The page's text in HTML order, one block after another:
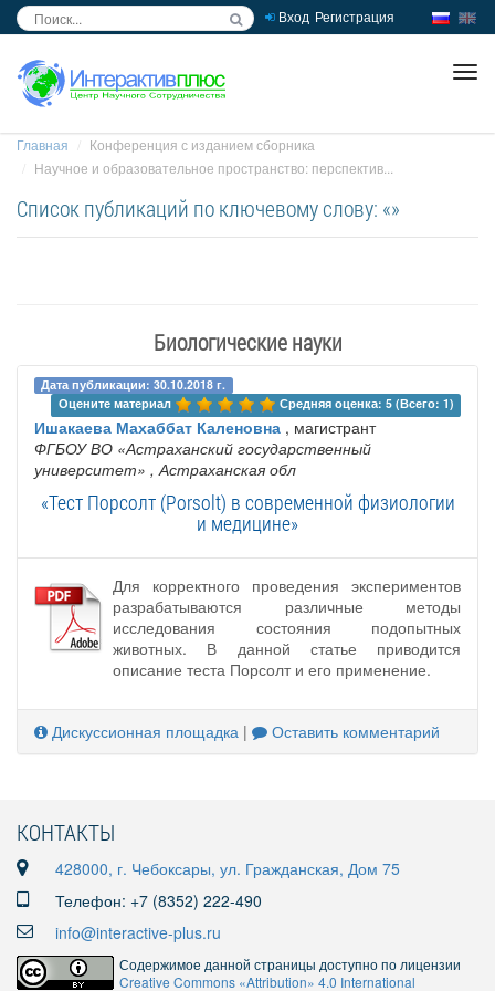
Вход Регистрация
Главная
Конференция с изданием сборника
Научное и образовательное пространство: перспектив...
Список публикаций по ключевому слову: «»
Биологические науки
Дата публикации: 30.10.2018 г.
Оцените материал
Средняя оценка: 5 (Всего: 1)
Ишакаева Махаббат Каленовна , магистрант
ФГБОУ ВО «Астраханский государственный
университет» , Астраханская обл
«Тест Порсолт (Porsolt) в современной физиологии
и медицине»
Для корректного проведения экспериментов
разрабатываются различные методы
исследования состояния подопытных
животных. В данной статье приводится
описание теста Порсолт и его применение.
Дискуссионная площадка | Оставить комментарий
КОНТАКТЫ
428000, г. Чебоксары, ул. Гражданская, Дом 75
Телефон: +7 (8352) 222-490
info@interactive-plus.ru
Содержимое данной страницы доступно по лицензии
Creative Commons «Attribution» 4.0 International